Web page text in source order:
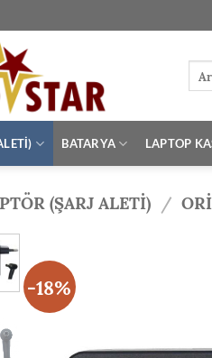
Ara:
BATARYA LAPTOP
(ŞARJ ALETİ) /
-18%